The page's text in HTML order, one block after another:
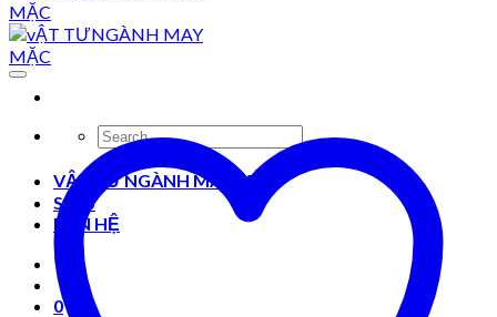
Search
for:
VẬT TƯ NGÀNH MAY MẶC
Shop
LIÊN HỆ
0